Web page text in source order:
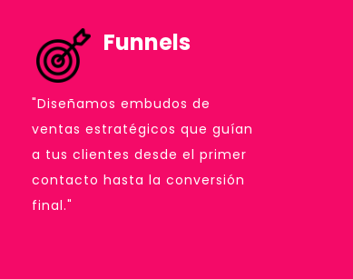
Funnels
"Diseñamos embudos de
ventas estratégicos que guían
a tus clientes desde el primer
contacto hasta la conversión
final."